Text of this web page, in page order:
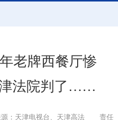
老牌西餐厅惨
津法院判了……
源：天津电视台、天津高法
责任